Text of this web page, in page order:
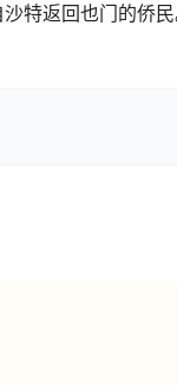
返回也门的侨民